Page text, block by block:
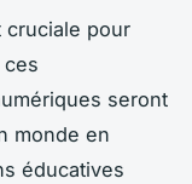
cruciale pour
seront
monde en
éducatives